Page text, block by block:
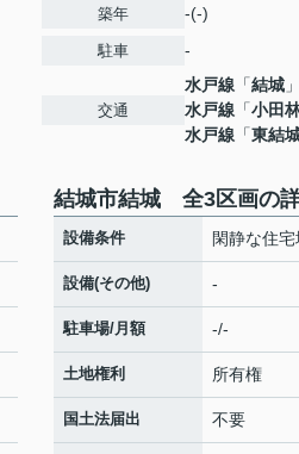
築年 -(-)
駐車 -
交通
水戸線 「結城
水戸線 「小田
水戸線 「東結
結城市結城 全3区画の
設備条件 閑静な住宅
設備(その他) -
駐車場/月額 -/-
土地権利 所有権
国土法届出 不要